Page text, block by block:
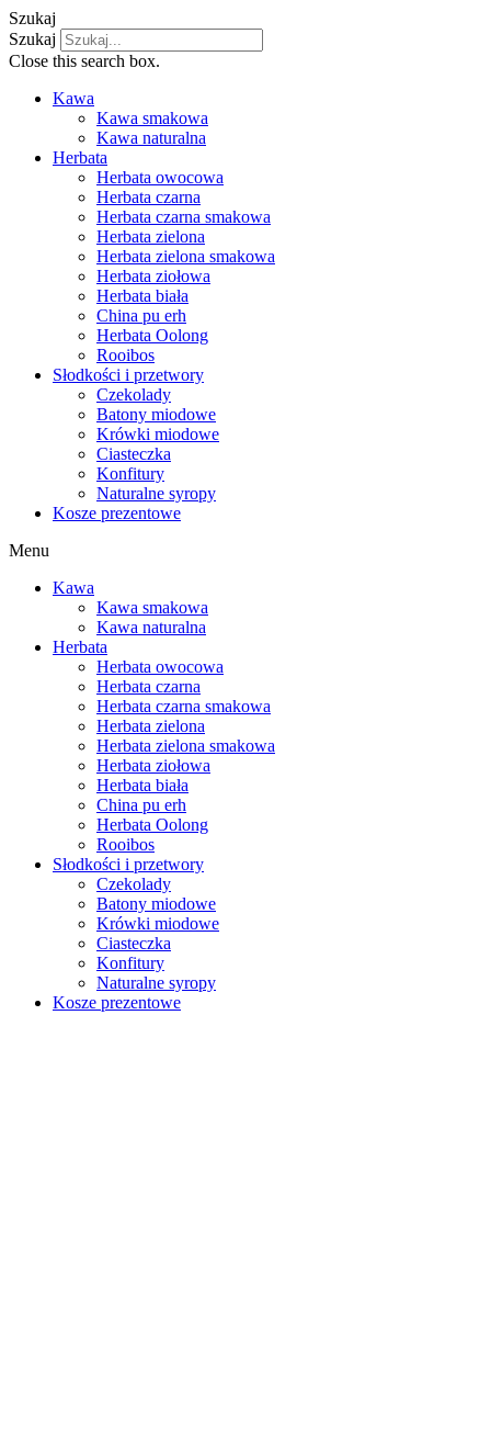
Szukaj
Szukaj
Close this search box.
Kawa
Kawa smakowa
Kawa naturalna
Herbata
Herbata owocowa
Herbata czarna
Herbata czarna smakowa
Herbata zielona
Herbata zielona smakowa
Herbata ziołowa
Herbata biała
China pu erh
Herbata Oolong
Rooibos
Słodkości i przetwory
Czekolady
Batony miodowe
Krówki miodowe
Ciasteczka
Konfitury
Naturalne syropy
Kosze prezentowe
Menu
Kawa
Kawa smakowa
Kawa naturalna
Herbata
Herbata owocowa
Herbata czarna
Herbata czarna smakowa
Herbata zielona
Herbata zielona smakowa
Herbata ziołowa
Herbata biała
China pu erh
Herbata Oolong
Rooibos
Słodkości i przetwory
Czekolady
Batony miodowe
Krówki miodowe
Ciasteczka
Konfitury
Naturalne syropy
Kosze prezentowe